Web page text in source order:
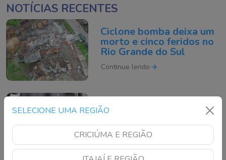
SELECIONE UMA REGIÃO
CRICIÚMA E REGIÃO
NOTÍCIAS RECENTES
Ciclone bomba deixa um
morto e cinco feridos no
Rio Grande do Sul
Continue lendo
Motociclista morre após
acidente grave na BR-
101 em São José
Continue lendo